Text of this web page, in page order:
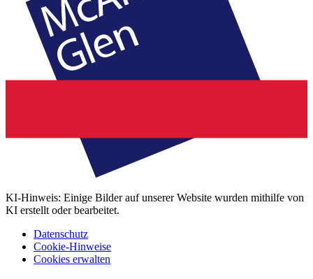
KI-Hinweis: Einige Bilder auf unserer Website wurden mithilfe von
KI erstellt oder bearbeitet.
Datenschutz
Cookie-Hinweise
Cookies erwalten